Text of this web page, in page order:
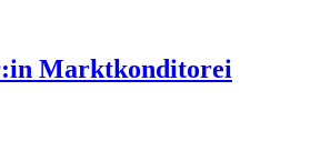
Marktkonditorei